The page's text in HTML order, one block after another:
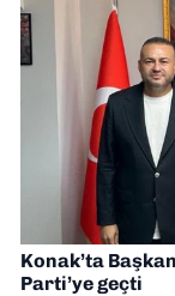
Konak’ta
Parti’ye geçti